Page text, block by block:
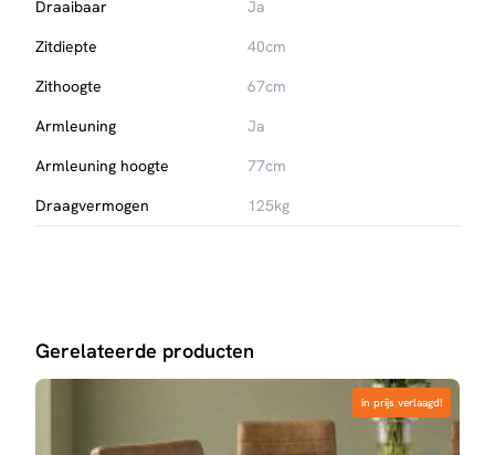
Draaibaar
Ja
Zitdiepte
40cm
Zithoogte
67cm
Armleuning
Ja
Armleuning hoogte
77cm
Draagvermogen
125kg
Gerelateerde producten
in prijs verlaagd!
in prijs verlaagd!